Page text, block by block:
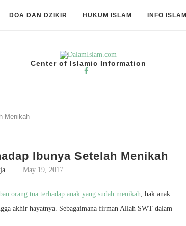
DOA DAN DZIKIR HUKUM ISLAM INFO ISLAMI
Center of Islamic Information
Menikah
Ibunya Setelah Menikah
May 19, 2017
orang tua terhadap anak yang sudah menikah, hak anak
akhir hayatnya. Sebagaimana firman Allah SWT dalam